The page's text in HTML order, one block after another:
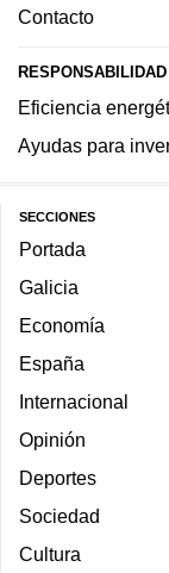
Contacto
Eficiencia
Ayudas para
SECCIONES
Portada
Galicia
Economía
España
Internacional
Opinión
Deportes
Sociedad
Cultura